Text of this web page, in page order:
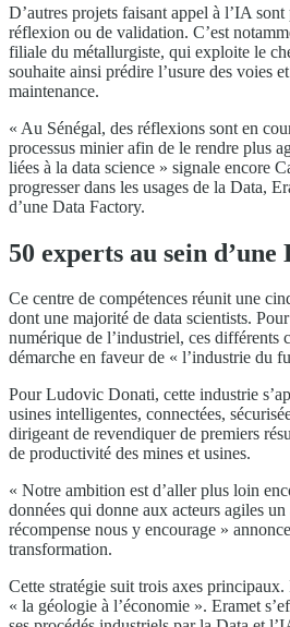
D’autres projets faisant appel à l’IA
réflexion ou de validation. C’est
filiale du métallurgiste, qui exploite le
souhaite ainsi prédire l’usure des voies
maintenance.
« Au Sénégal, des réflexions sont en
processus minier afin de le rendre plus
liées à la data science » signale encore
progresser dans les usages de la Data,
d’une Data Factory.
50 experts au sein
Ce centre de compétences réunit une
dont une majorité de data scientists.
numérique de l’industriel, ces différents
démarche en faveur de « l’industrie du
Pour Ludovic Donati, cette industrie
usines intelligentes, connectées,
dirigeant de revendiquer de premiers
de productivité des mines et usines.
« Notre ambition est d’aller plus loin
données qui donne aux acteurs agiles
récompense nous y encourage »
transformation.
Cette stratégie suit trois axes
« la géologie à l’économie ». Eramet